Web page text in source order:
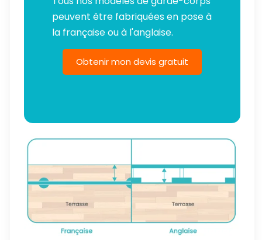
peuvent être fabriquées en pose à
la française ou à l'anglaise.
Obtenir mon devis gratuit